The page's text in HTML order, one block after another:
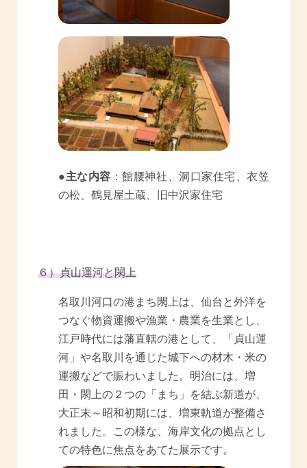
●主な内容 ：館腰神社、洞口家住宅、衣笠
の松、鶴見屋土蔵、旧中沢家住宅
６）貞山運河と閖上
名取川河口の港まち閖上は、仙台と外洋を
つなぐ物資運搬や漁業・農業を生業とし、
江戸時代には藩直轄の港として、「貞山運
河」や名取川を通じた城下への材木・米の
運搬などで賑わいました。明治には、増
田・閖上の２つの「まち」を結ぶ新道が、
大正末～昭和初期には、増東軌道が整備さ
れました。この様な、海岸文化の拠点とし
ての特色に焦点をあてた展示です。